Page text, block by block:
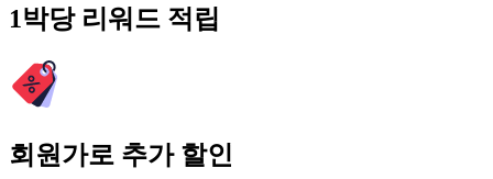
1박당 리워드 적립
회원가로 추가 할인